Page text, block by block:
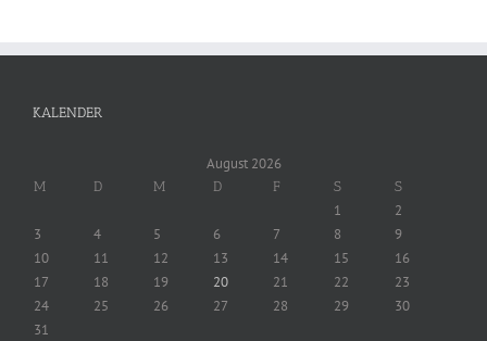
KALENDER
August 2026
M D M D F S S
1
2
3
4 5 6 7 8
9
10
11 12 13 14 15
16
17
18 19 20 21 22
23
24
25 26 27 28 29
30
31